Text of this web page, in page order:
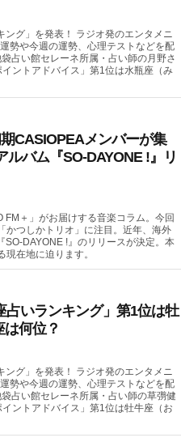
グ」を発表！ ラジオ発のエンタメニ
勢や今週の運勢、心理テストなどを配
占い館セレーネ所属・占い師の月野さ
ントアドバイス」第1位は水瓶座（み
CASIOPEAメンバーが集
バム『SO-DAYONE !』リ
FM＋」がお届けする音楽コラム。今回
かつしかトリオ」に注目。近年、海外
DAYONE !』のリリースが決定。本
在地に迫ります。
占いランキング」第1位は牡
何位？
グ」を発表！ ラジオ発のエンタメニ
勢や今週の運勢、心理テストなどを配
占い館セレーネ所属・占い師の草彅健
ントアドバイス」第1位は牡牛座（お